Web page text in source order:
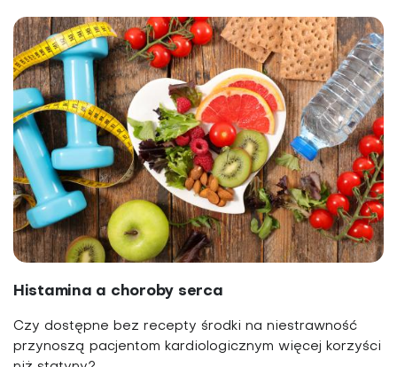
Histamina a choroby serca
Czy dostępne bez recepty środki na niestrawność
przynoszą pacjentom kardiologicznym więcej korzyści